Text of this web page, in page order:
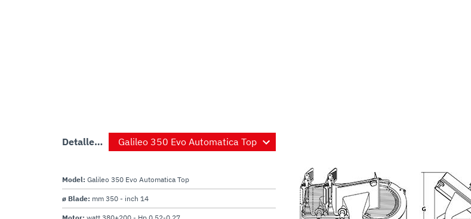
Detalles de producto
Model: Galileo 350 Evo Automatica Top
ø Blade: mm 350 - inch 14